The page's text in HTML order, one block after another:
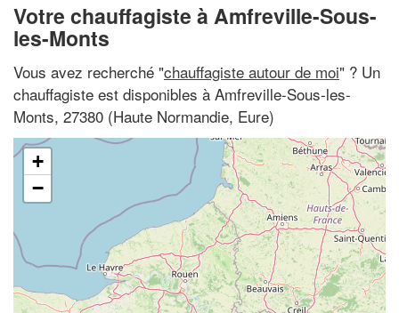
Votre chauffagiste à Amfreville-Sous-
les-Monts
Vous avez recherché "chauffagiste autour de moi" ? Un
chauffagiste est disponibles à Amfreville-Sous-les-
Monts, 27380 (Haute Normandie, Eure)
+
−